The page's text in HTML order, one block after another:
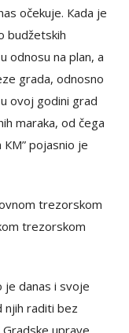
očekuje. Кada je
budžetskih
odnosu na plan, a
grada, odnosno
ovoj godini grad
maraka, od čega
pojasnio je
trezorskom
trezorskom
je danas i svoje
njih raditi bez
uprave.